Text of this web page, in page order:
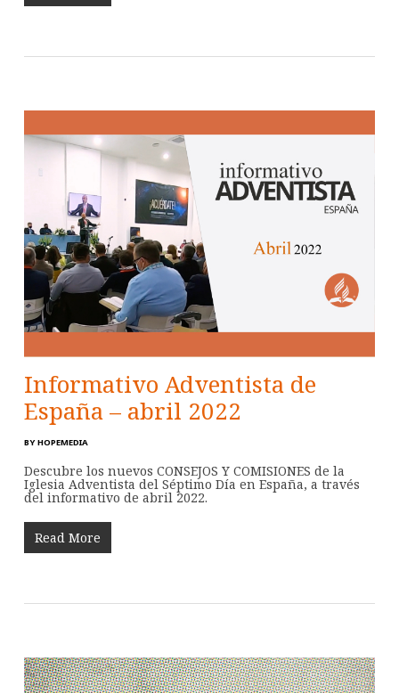
Informativo Adventista de
España – abril 2022
BY HOPEMEDIA
Descubre los nuevos CONSEJOS Y COMISIONES de la
Iglesia Adventista del Séptimo Día en España, a través
del informativo de abril 2022.
Read More